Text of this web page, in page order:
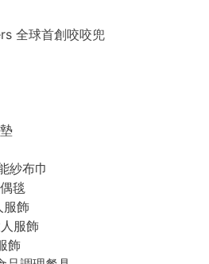
全球首創咬咬兜
紗布巾
毯
飾
服飾
飾